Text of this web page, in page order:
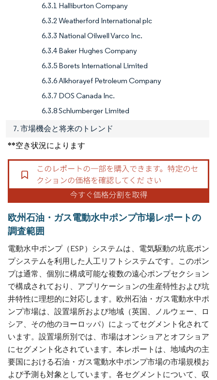
6.3.1 Halliburton Company
6.3.2 Weatherford International plc
6.3.3 National Oilwell Varco Inc.
6.3.4 Baker Hughes Company
6.3.5 Borets International Limited
6.3.6 Alkhorayef Petroleum Company
6.3.7 DOS Canada Inc.
6.3.8 Schlumberger Limited
7. 市場機会と将来のトレンド
**空き状況によります
欧州石油・ガス電動水中ポンプ市場レポートの
調査範囲
電動水中ポンプ（ESP）システムは、電気駆動の坑底ポン
プシステムを利用した人工リフトシステムです。このポン
プは通常、個別に構成可能な複数の遠心ポンプセクション
で構成されており、アプリケーションの生産特性および坑
井特性に理想的に対応します。欧州石油・ガス電動水中ポ
ンプ市場は、設置場所および地域（英国、ノルウェー、ロ
シア、その他のヨーロッパ）によってセグメント化されて
います。設置場所別では、市場はオンショアとオフショア
にセグメント化されています。本レポートは、地域内の主
要国における石油・ガス電動水中ポンプ市場の市場規模お
よび予測も対象としています。各セグメントについて、収